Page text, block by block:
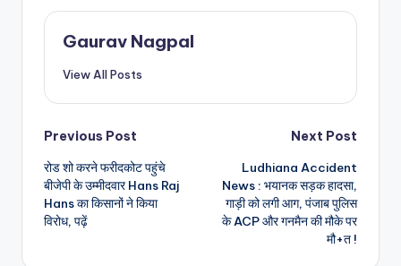
Gaurav Nagpal
View All Posts
Post
navigation
Previous Post
रोड शो करने फरीदकोट पहुंचे
बीजेपी के उम्मीदवार Hans Raj
Hans का किसानों ने किया
विरोध, पढ़ें
Next Post
Ludhiana Accident
News : भयानक सड़क हादसा,
गाड़ी को लगी आग, पंजाब पुलिस
के ACP और गनमैन की मौके पर
मौ+त !